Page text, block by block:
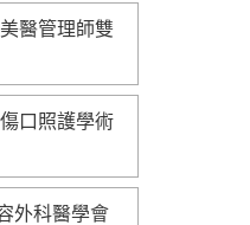
醫管理師雙
口照護學術
外科醫學會